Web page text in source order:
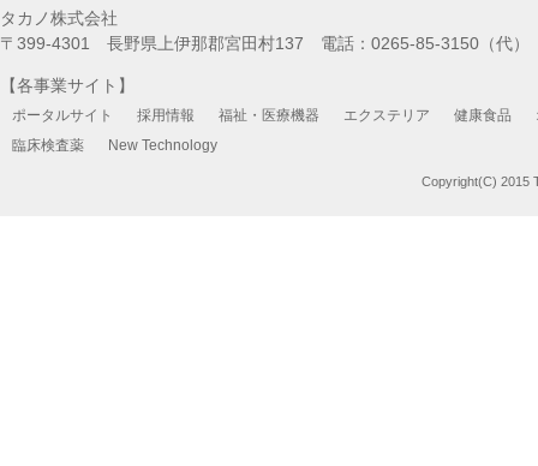
タカノ株式会社
〒399-4301 長野県上伊那郡宮田村137 電話：0265-85-3150（代
【各事業サイト】
ポータルサイト 採用情報 福祉・医療機器 エクステリア 健康食品
臨床検査薬
New Technology
Copyright(C) 2015